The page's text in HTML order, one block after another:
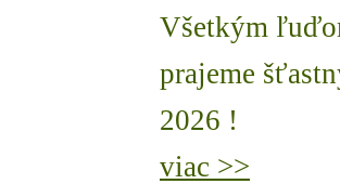
Všetkým
prajeme
2026 !
viac >>